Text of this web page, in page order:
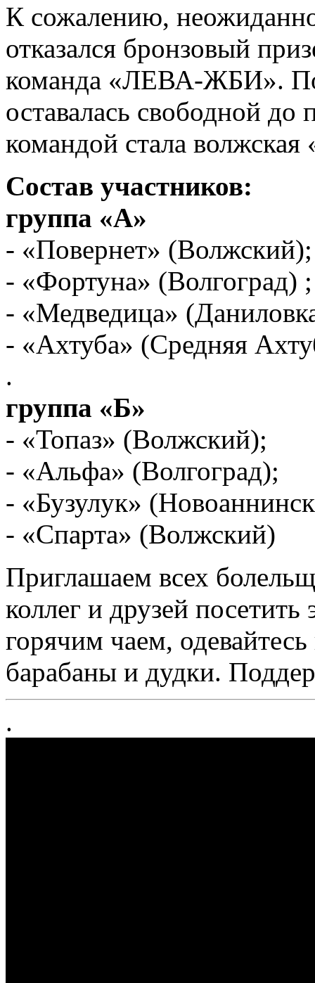
К сожалению,
отказался бронзовый
команда «ЛЕВА-ЖБИ».
оставалась свободной
командой стала волжская
Состав участников:
группа «А»
- «Повернет» (Волжский);
- «Фортуна» (Волгоград) ;
- «Медведица»
- «Ахтуба» (Средняя
.
группа «Б»
- «Топаз» (Волжский);
- «Альфа» (Волгоград);
- «Бузулук»
- «Спарта» (Волжский)
Приглашаем всех
коллег и друзей посетить
горячим чаем, одевайтесь
барабаны и дудки.
.